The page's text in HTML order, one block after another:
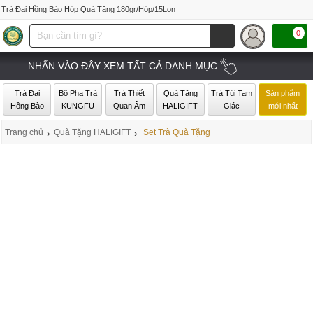
Trà Đại Hồng Bào Hộp Quà Tặng 180gr/Hộp/15Lon
0
NHẤN VÀO ĐÂY XEM TẤT CẢ DANH MỤC
Trà Đại
Hồng Bào
Bộ Pha Trà
KUNGFU
Trà Thiết
Quan Âm
Quà Tặng
HALIGIFT
Trà Túi Tam
Giác
Sản phẩm
mới nhất
Trang chủ › Quà Tặng HALIGIFT › Set Trà Quà Tặng